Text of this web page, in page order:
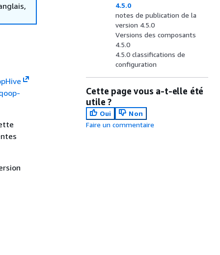
Hive
4.5.0
notes de publication de la
version 4.5.0
Versions des composants
4.5.0
4.5.0 classifications de
configuration
Cette page vous a-t-elle été
utile ?
Oui
Non
Faire un commentaire